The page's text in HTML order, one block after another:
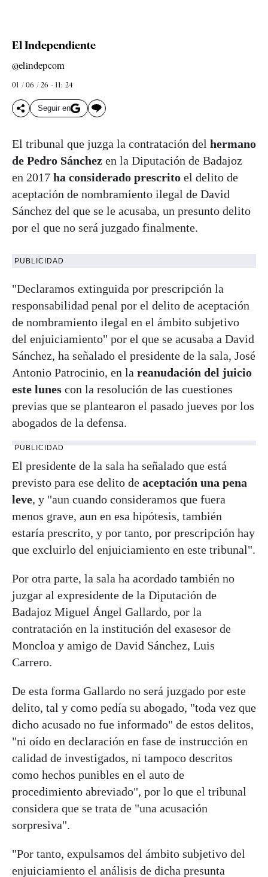
El Independiente
@elindepcom
01 / 06 / 26 - 11: 24
Seguir en
El tribunal que juzga la contratación del hermano
de Pedro Sánchez en la Diputación de Badajoz
en 2017 ha considerado prescrito el delito de
aceptación de nombramiento ilegal de David
Sánchez del que se le acusaba, un presunto delito
por el que no será juzgado finalmente.
PUBLICIDAD
"Declaramos extinguida por prescripción la
responsabilidad penal por el delito de aceptación
de nombramiento ilegal en el ámbito subjetivo
del enjuiciamiento" por el que se acusaba a David
Sánchez, ha señalado el presidente de la sala, José
Antonio Patrocinio, en la reanudación del juicio
este lunes con la resolución de las cuestiones
previas que se plantearon el pasado jueves por los
abogados de la defensa.
PUBLICIDAD
El presidente de la sala ha señalado que está
previsto para ese delito de aceptación una pena
leve, y "aun cuando consideramos que fuera
menos grave, aun en esa hipótesis, también
estaría prescrito, y por tanto, por prescripción hay
que excluirlo del enjuiciamiento en este tribunal".
Por otra parte, la sala ha acordado también no
juzgar al expresidente de la Diputación de
Badajoz Miguel Ángel Gallardo, por la
contratación en la institución del exasesor de
Moncloa y amigo de David Sánchez, Luis
Carrero.
De esta forma Gallardo no será juzgado por este
delito, tal y como pedía su abogado, "toda vez que
dicho acusado no fue informado" de estos delitos,
"ni oído en declaración en fase de instrucción en
calidad de investigados, ni tampoco descritos
como hechos punibles en el auto de
procedimiento abreviado", por lo que el tribunal
considera que se trata de "una acusación
sorpresiva".
"Por tanto, expulsamos del ámbito subjetivo del
enjuiciamiento el análisis de dicha presunta